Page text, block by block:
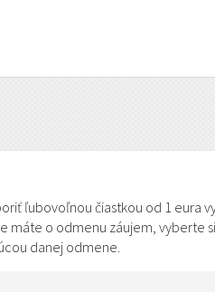
ľubovoľnou čiastkou od 1 eura
máte o odmenu záujem, vyberte
danej odmene.